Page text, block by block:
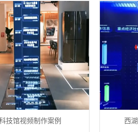
技馆视频制作案例 西